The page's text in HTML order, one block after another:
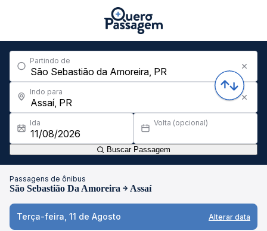
Partindo de
Indo para
Ida Volta (opcional)
Buscar Passagem
Passagens de ônibus
São Sebastião Da Amoreira Assaí
Terça-feira, 11 de Agosto Alterar data